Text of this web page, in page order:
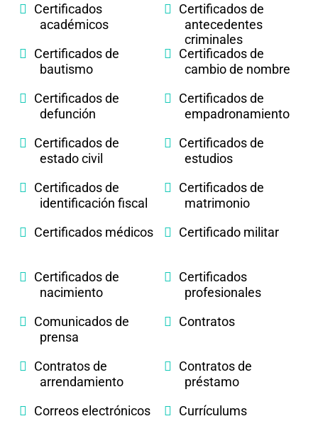
Certificados
académicos
Certificados de
antecedentes
criminales
Certificados de
bautismo
Certificados de
cambio de nombre
Certificados de
defunción
Certificados de
empadronamiento
Certificados de
estado civil
Certificados de
estudios
Certificados de
identificación fiscal
Certificados de
matrimonio
Certificados médicos
Certificado militar
Certificados de
nacimiento
Certificados
profesionales
Comunicados de
prensa
Contratos
Contratos de
arrendamiento
Contratos de
préstamo
Correos electrónicos
Currículums